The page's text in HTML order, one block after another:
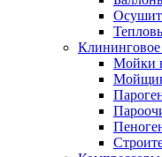
Клининговое
Мойки